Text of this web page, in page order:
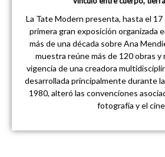
La Tate Modern presenta, hasta el 17
primera gran exposición organizada
más de una década sobre Ana
muestra reúne más de 120 obras y
vigencia de una creadora
desarrollada principalmente durante
1980, alteró las convenciones
fotografía y el